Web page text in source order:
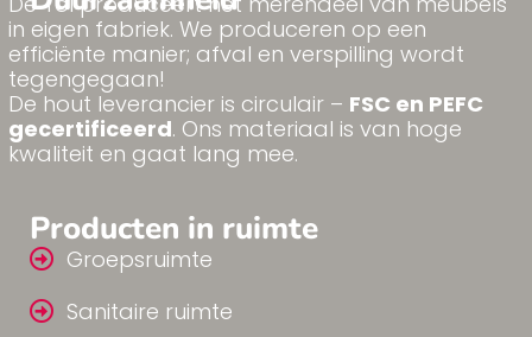
Producten in ruimte
Groepsruimte
Sanitaire ruimte
in eigen fabriek. We produceren op een
efficiënte manier; afval en verspilling wordt
tegengegaan!
De hout leverancier is circulair – FSC en PEFC
gecertificeerd. Ons materiaal is van hoge
kwaliteit en gaat lang mee.